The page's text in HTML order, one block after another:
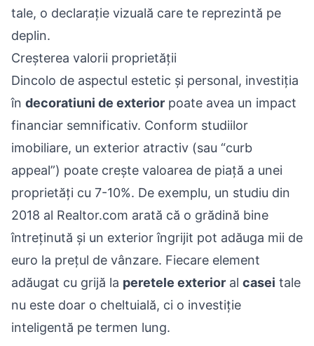
tale, o declarație vizuală care te reprezintă pe
deplin.
Creșterea valorii proprietății
Dincolo de aspectul estetic și personal, investiția
în decoratiuni de exterior poate avea un impact
financiar semnificativ. Conform studiilor
imobiliare, un exterior atractiv (sau “curb
appeal”) poate crește valoarea de piață a unei
proprietăți cu 7-10%. De exemplu, un studiu din
2018 al Realtor.com arată că o grădină bine
întreținută și un exterior îngrijit pot adăuga mii de
euro la prețul de vânzare. Fiecare element
adăugat cu grijă la peretele exterior al casei tale
nu este doar o cheltuială, ci o investiție
inteligentă pe termen lung.